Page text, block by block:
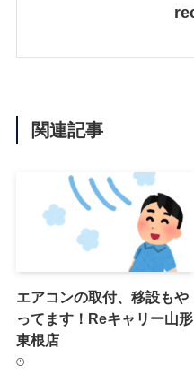
関連記事
エアコンの取付、移設もや
ってます！Reキャリー山形
東根店